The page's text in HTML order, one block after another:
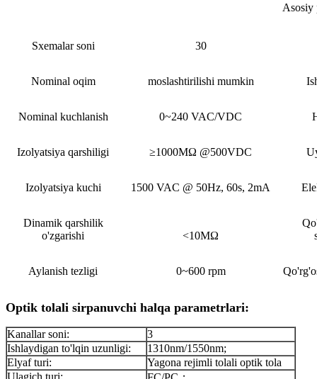
Asosiy
Sxemalar soni 30
Nominal oqim moslashtirilishi mumkin
Nominal kuchlanish 0~240 VAC/VDC
Izolyatsiya qarshiligi ≥1000MΩ @500VDC
Izolyatsiya kuchi 1500 VAC @ 50Hz, 60s, 2mA
Dinamik qarshilik
o'zgarishi
<10MΩ
Aylanish tezligi 0~600 rpm
Optik tolali sirpanuvchi halqa parametrlari:
Kanallar soni:
3
Ishlaydigan to'lqin uzunligi:
1310nm/1550nm;
Elyaf turi:
Yagona rejimli tolali optik tola
Ulagich turi: